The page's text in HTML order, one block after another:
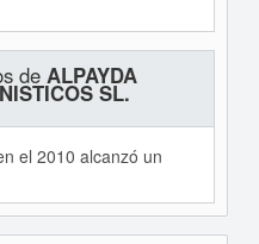
de ALPAYDA
SL.
el 2010 alcanzó un